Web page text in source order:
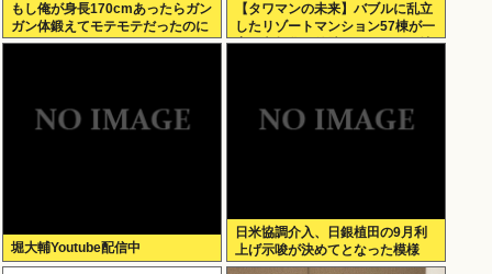
もし俺が身長170cmあったらガン
ガン体鍛えてモテモテだったのに
な
【タワマンの未来】バブルに乱立
したリゾートマンション57棟が一
斉に老朽化。外壁はボロボロ、地
堀大輔Youtube配信中
日米協調介入、日銀植田の9月利
上げ示唆が決めてとなった模様